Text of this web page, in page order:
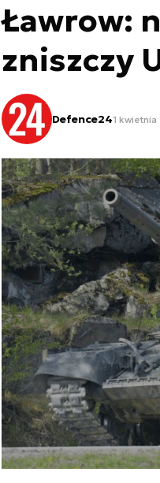
Ławrow:
zniszczy
Defence241 kwietnia